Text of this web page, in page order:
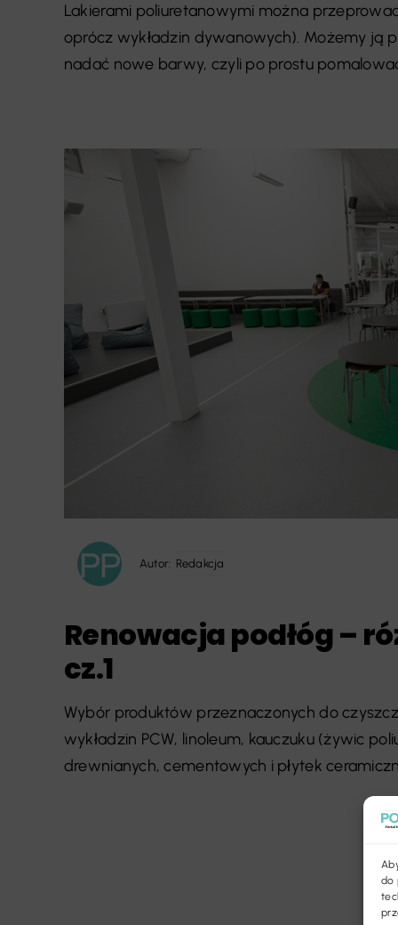
do
Lakierami poliuretanowymi można
oprócz wykładzin dywanowych). Możemy ją
nadać nowe barwy, czyli po prostu
Autor: Redakcja
Renowacja podłóg –
cz.1
Wybór produktów przeznaczonych do
wykładzin PCW, linoleum, kauczuku (żywic
drewnianych, cementowych i płytek